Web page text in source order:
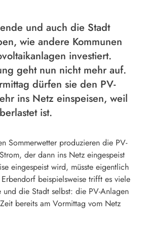
und auch die Stadt
wie andere Kommunen
investiert.
geht nun nicht mehr auf.
dürfen sie den PV-
ins Netz einspeisen, weil
ist.
Sommerwetter produzieren die PV-
der dann ins Netz eingespeist
eingespeist wird, müsste eigentlich
beispielsweise trifft es viele
und die Stadt selbst: die PV-Anlagen
bereits am Vormittag vom Netz